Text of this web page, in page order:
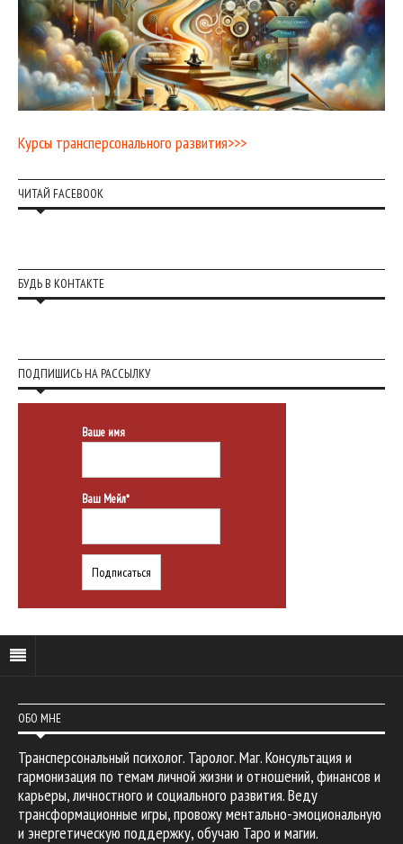
Курсы трансперсонального развития>>>
ЧИТАЙ FACEBOOK
БУДЬ В КОНТАКТЕ
ПОДПИШИСЬ НА РАССЫЛКУ
Ваше имя
Ваш Мейл*
ОБО МНЕ
Трансперсональный психолог. Таролог. Маг. Консультация и
гармонизация по темам личной жизни и отношений, финансов и
карьеры, личностного и социального развития. Веду
трансформационные игры, провожу ментально-эмоциональную
и энергетическую поддержку, обучаю Таро и магии.